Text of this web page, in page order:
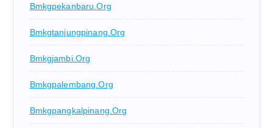
Bmkgpekanbaru.org
Bmkgtanjungpinang.org
Bmkgjambi.org
Bmkgpalembang.org
Bmkgpangkalpinang.org